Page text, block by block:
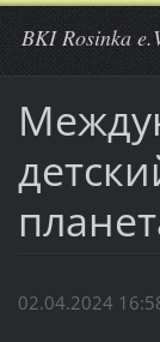
BKI Rosinka
02.04.2024